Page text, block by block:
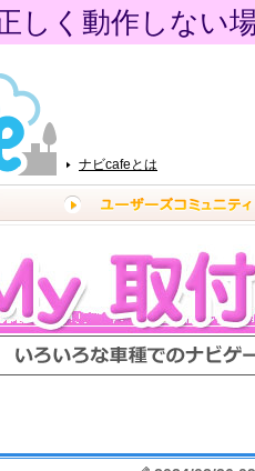
しく動作しない
ナビcafeとは